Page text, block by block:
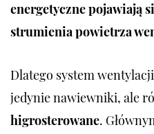
energetyczne pojawiają
strumienia powietrza
Dlatego system
jedynie nawiewniki, ale
higrosterowane.